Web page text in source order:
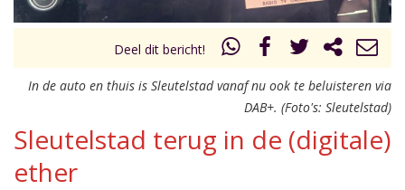
Deel dit bericht!
In de auto en thuis is Sleutelstad vanaf nu ook te beluisteren via
DAB+. (Foto's: Sleutelstad)
Sleutelstad terug in de (digitale)
ether